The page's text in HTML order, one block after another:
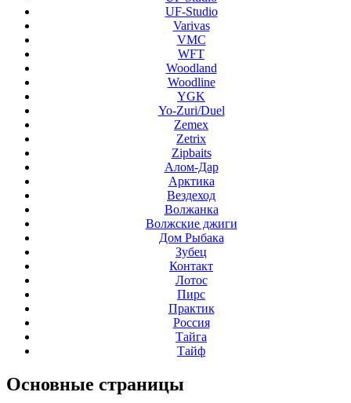
UF-Studio
Varivas
VMC
WFT
Woodland
Woodline
YGK
Yo-Zuri/Duel
Zemex
Zetrix
Zipbaits
Алом-Дар
Арктика
Вездеход
Волжанка
Волжские джиги
Дом Рыбака
Зубец
Контакт
Лотос
Пирс
Практик
Россия
Тайга
Тайф
Основные страницы